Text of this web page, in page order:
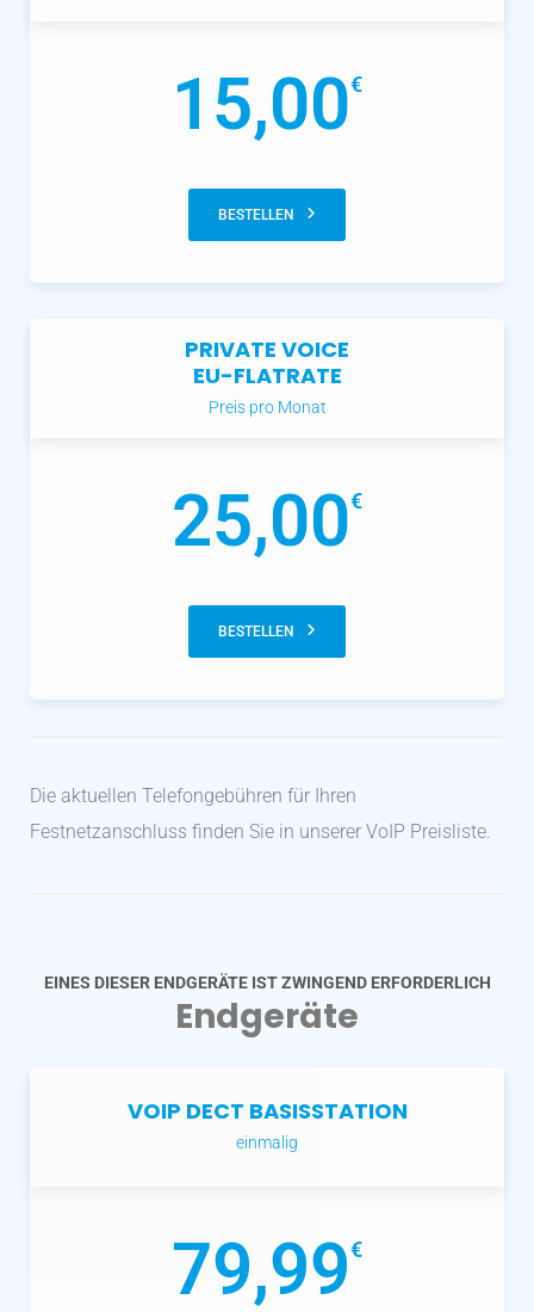
15,00€
BESTELLEN
PRIVATE VOICE
EU-FLATRATE
Preis pro Monat
25,00€
BESTELLEN
Die aktuellen Telefongebühren für Ihren
Festnetzanschluss finden Sie in unserer VoIP Preisliste.
EINES DIESER ENDGERÄTE IST ZWINGEND ERFORDERLICH
Endgeräte
VOIP DECT BASISSTATION
einmalig
79,99€